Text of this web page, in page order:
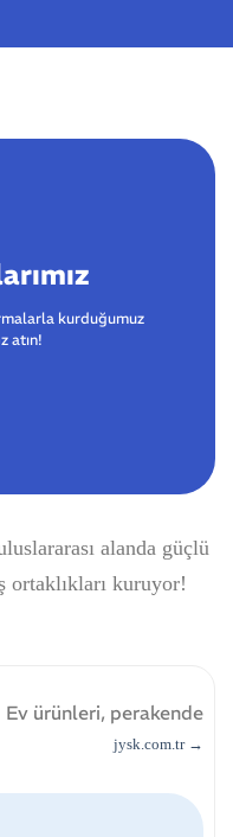
kurduğumuz
atın!
alanda güçlü
ortaklıkları kuruyor!
Ev ürünleri, perakende
jysk.com.tr →